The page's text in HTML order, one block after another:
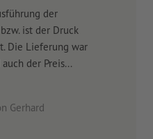
der
ist der Druck
Die Lieferung war
der Preis...
Gerhard